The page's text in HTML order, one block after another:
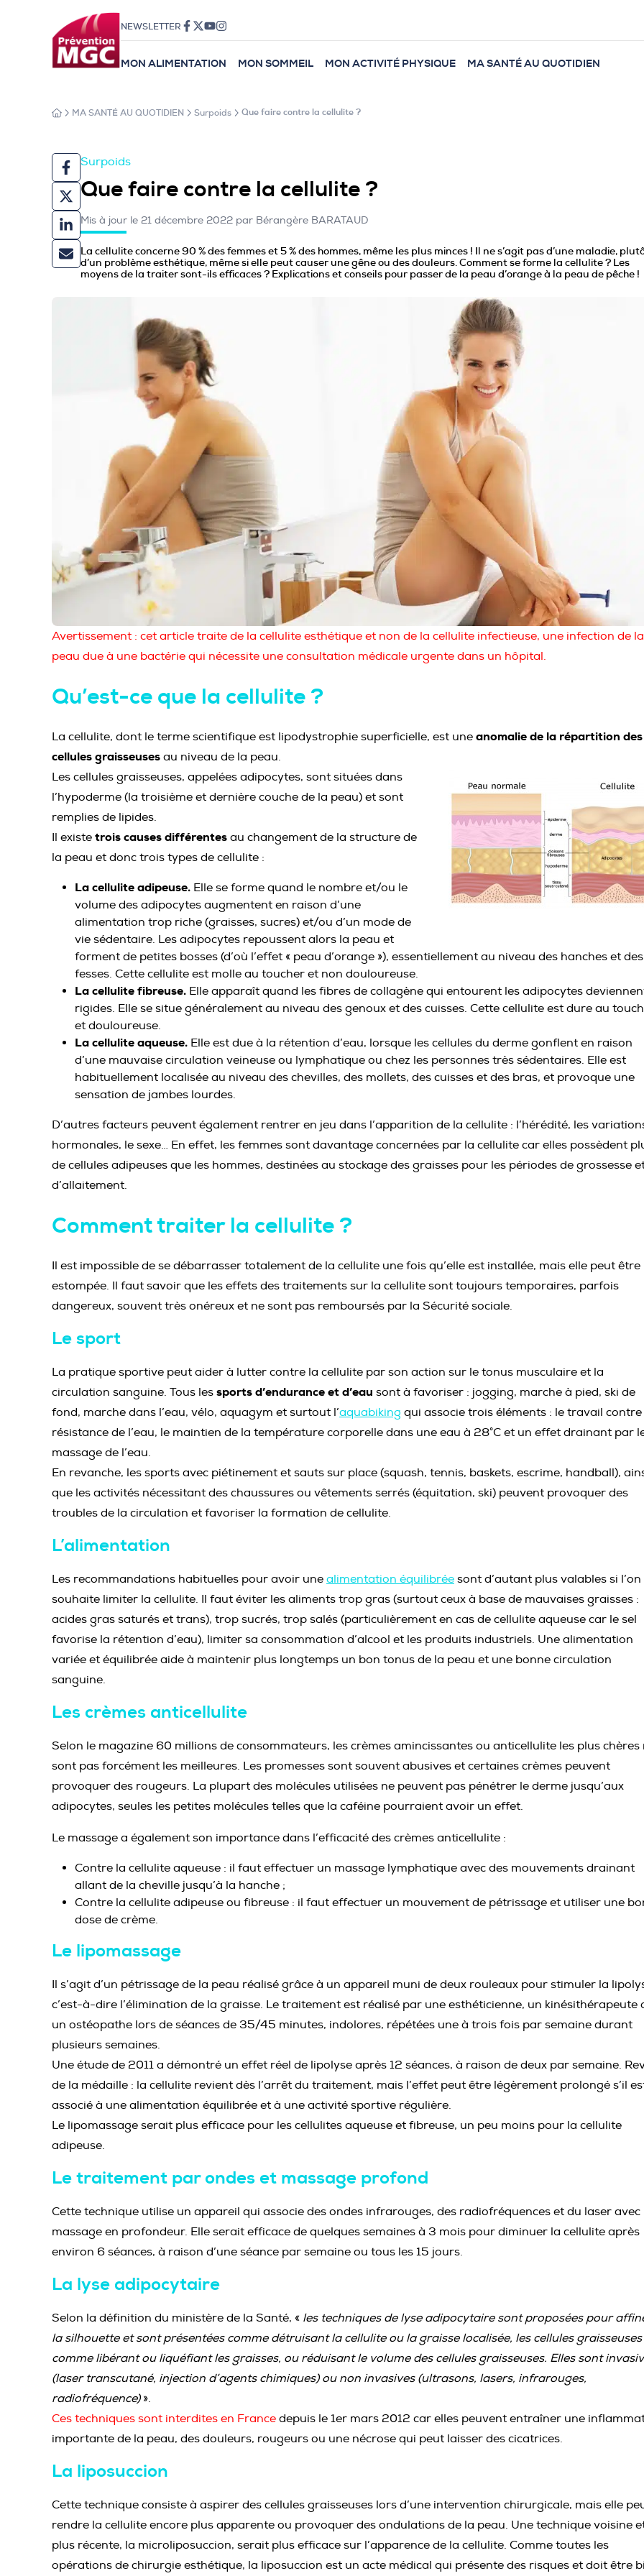
NEWSLETTER
MON ALIMENTATION MON SOMMEIL MON ACTIVITÉ PHYSIQUE MA SANTÉ AU QUOTIDIEN
MA SANTÉ AU QUOTIDIEN Surpoids Que faire contre la cellulite ?
Surpoids
Que faire contre la cellulite ?
Mis à jour le 21 décembre 2022 par Bérangère BARATAUD
La cellulite concerne 90 % des femmes et 5 % des hommes, même les plus minces ! Il ne s’agit pas d’une maladie,
d’un problème esthétique, même si elle peut causer une gêne ou des douleurs. Comment se forme la cellulite ? Les
moyens de la traiter sont-ils efficaces ? Explications et conseils pour passer de la peau d’orange à la peau de pêche !
Avertissement : cet article traite de la cellulite esthétique et non de la cellulite infectieuse, une infection de la
peau due à une bactérie qui nécessite une consultation médicale urgente dans un hôpital.
Qu’est-ce que la cellulite ?
La cellulite, dont le terme scientifique est lipodystrophie superficielle, est une anomalie de la répartition des
cellules graisseuses au niveau de la peau.
Les cellules graisseuses, appelées adipocytes, sont situées dans
l’hypoderme (la troisième et dernière couche de la peau) et sont
remplies de lipides.
Il existe trois causes différentes au changement de la structure de
la peau et donc trois types de cellulite :
La cellulite adipeuse. Elle se forme quand le nombre et/ou le
volume des adipocytes augmentent en raison d’une
alimentation trop riche (graisses, sucres) et/ou d’un mode de
vie sédentaire. Les adipocytes repoussent alors la peau et
forment de petites bosses (d’où l’effet « peau d’orange »), essentiellement au niveau des hanches et des
fesses. Cette cellulite est molle au toucher et non douloureuse.
La cellulite fibreuse. Elle apparaît quand les fibres de collagène qui entourent les adipocytes
rigides. Elle se situe généralement au niveau des genoux et des cuisses. Cette cellulite est dure au
et douloureuse.
La cellulite aqueuse. Elle est due à la rétention d’eau, lorsque les cellules du derme gonflent en raison
d’une mauvaise circulation veineuse ou lymphatique ou chez les personnes très sédentaires. Elle est
habituellement localisée au niveau des chevilles, des mollets, des cuisses et des bras, et provoque une
sensation de jambes lourdes.
D’autres facteurs peuvent également rentrer en jeu dans l’apparition de la cellulite : l’hérédité, les
hormonales, le sexe… En effet, les femmes sont davantage concernées par la cellulite car elles possèdent
de cellules adipeuses que les hommes, destinées au stockage des graisses pour les périodes de grossesse
d’allaitement.
Comment traiter la cellulite ?
Il est impossible de se débarrasser totalement de la cellulite une fois qu’elle est installée, mais elle peut être
estompée. Il faut savoir que les effets des traitements sur la cellulite sont toujours temporaires, parfois
dangereux, souvent très onéreux et ne sont pas remboursés par la Sécurité sociale.
Le sport
La pratique sportive peut aider à lutter contre la cellulite par son action sur le tonus musculaire et la
circulation sanguine. Tous les sports d’endurance et d’eau sont à favoriser : jogging, marche à pied, ski de
fond, marche dans l’eau, vélo, aquagym et surtout l’aquabiking qui associe trois éléments : le travail contre
résistance de l’eau, le maintien de la température corporelle dans une eau à 28°C et un effet drainant par
massage de l’eau.
En revanche, les sports avec piétinement et sauts sur place (squash, tennis, baskets, escrime, handball),
que les activités nécessitant des chaussures ou vêtements serrés (équitation, ski) peuvent provoquer des
troubles de la circulation et favoriser la formation de cellulite.
L’alimentation
Les recommandations habituelles pour avoir une alimentation équilibrée sont d’autant plus valables si l’on
souhaite limiter la cellulite. Il faut éviter les aliments trop gras (surtout ceux à base de mauvaises graisses :
acides gras saturés et trans), trop sucrés, trop salés (particulièrement en cas de cellulite aqueuse car le sel
favorise la rétention d’eau), limiter sa consommation d’alcool et les produits industriels. Une alimentation
variée et équilibrée aide à maintenir plus longtemps un bon tonus de la peau et une bonne circulation
sanguine.
Les crèmes anticellulite
Selon le magazine 60 millions de consommateurs, les crèmes amincissantes ou anticellulite les plus chères
sont pas forcément les meilleures. Les promesses sont souvent abusives et certaines crèmes peuvent
provoquer des rougeurs. La plupart des molécules utilisées ne peuvent pas pénétrer le derme jusqu’aux
adipocytes, seules les petites molécules telles que la caféine pourraient avoir un effet.
Le massage a également son importance dans l’efficacité des crèmes anticellulite :
Contre la cellulite aqueuse : il faut effectuer un massage lymphatique avec des mouvements drainant
allant de la cheville jusqu’à la hanche ;
Contre la cellulite adipeuse ou fibreuse : il faut effectuer un mouvement de pétrissage et utiliser une
dose de crème.
Le lipomassage
Il s’agit d’un pétrissage de la peau réalisé grâce à un appareil muni de deux rouleaux pour stimuler la
c’est-à-dire l’élimination de la graisse. Le traitement est réalisé par une esthéticienne, un kinésithérapeute
un ostéopathe lors de séances de 35/45 minutes, indolores, répétées une à trois fois par semaine durant
plusieurs semaines.
Une étude de 2011 a démontré un effet réel de lipolyse après 12 séances, à raison de deux par semaine.
de la médaille : la cellulite revient dès l’arrêt du traitement, mais l’effet peut être légèrement prolongé s’il
associé à une alimentation équilibrée et à une activité sportive régulière.
Le lipomassage serait plus efficace pour les cellulites aqueuse et fibreuse, un peu moins pour la cellulite
adipeuse.
Le traitement par ondes et massage profond
Cette technique utilise un appareil qui associe des ondes infrarouges, des radiofréquences et du laser avec
massage en profondeur. Elle serait efficace de quelques semaines à 3 mois pour diminuer la cellulite après
environ 6 séances, à raison d’une séance par semaine ou tous les 15 jours.
La lyse adipocytaire
Selon la définition du ministère de la Santé, « les techniques de lyse adipocytaire sont proposées pour
la silhouette et sont présentées comme détruisant la cellulite ou la graisse localisée, les cellules
comme libérant ou liquéfiant les graisses, ou réduisant le volume des cellules graisseuses. Elles sont
(laser transcutané, injection d’agents chimiques) ou non invasives (ultrasons, lasers, infrarouges,
radiofréquence)».
Ces techniques sont interdites en France depuis le 1er mars 2012 car elles peuvent entraîner une
importante de la peau, des douleurs, rougeurs ou une nécrose qui peut laisser des cicatrices.
La liposuccion
Cette technique consiste à aspirer des cellules graisseuses lors d’une intervention chirurgicale, mais elle
rendre la cellulite encore plus apparente ou provoquer des ondulations de la peau. Une technique voisine
plus récente, la microliposuccion, serait plus efficace sur l’apparence de la cellulite. Comme toutes les
opérations de chirurgie esthétique, la liposuccion est un acte médical qui présente des risques et doit être